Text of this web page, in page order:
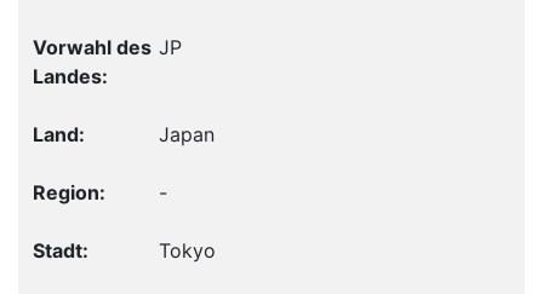
JP
Japan
-
Tokyo